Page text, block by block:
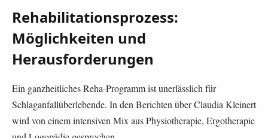
Rehabilitationsprozess:
Möglichkeiten und
Herausforderungen
Ein ganzheitliches Reha-Programm ist unerlässlich für
Schlaganfallüberlebende. In den Berichten über Claudia Kleinert
wird von einem intensiven Mix aus Physiotherapie, Ergotherapie